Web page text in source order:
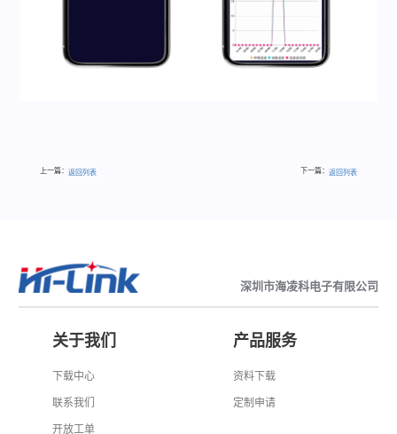
上一篇： 返回列表 下一篇：返回列表
深圳市海凌科电子有限公司
关于我们
下载中心
联系我们
开放工单
产品服务
资料下载
定制申请